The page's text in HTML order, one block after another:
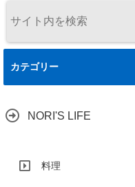
カテゴリー
NORI'S LIFE
料理